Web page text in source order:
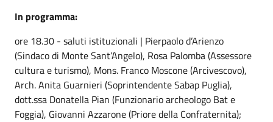
In programma:
ore 18.30 - saluti istituzionali | Pierpaolo d’Arienzo
(Sindaco di Monte Sant’Angelo), Rosa Palomba (Assessore
cultura e turismo), Mons. Franco Moscone (Arcivescovo),
Arch. Anita Guarnieri (Soprintendente Sabap Puglia),
dott.ssa Donatella Pian (Funzionario archeologo Bat e
Foggia), Giovanni Azzarone (Priore della Confraternita);